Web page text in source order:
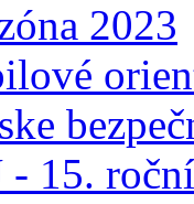
2023
- 15.